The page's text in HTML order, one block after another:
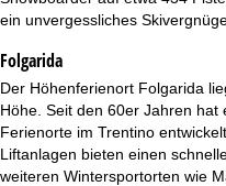
ein unvergessliches
Folgarida
Der Höhenferienort Folgarida
Höhe. Seit den 60er Jahren hat
Ferienorte im Trentino
Liftanlagen bieten einen
weiteren Wintersportorten wie